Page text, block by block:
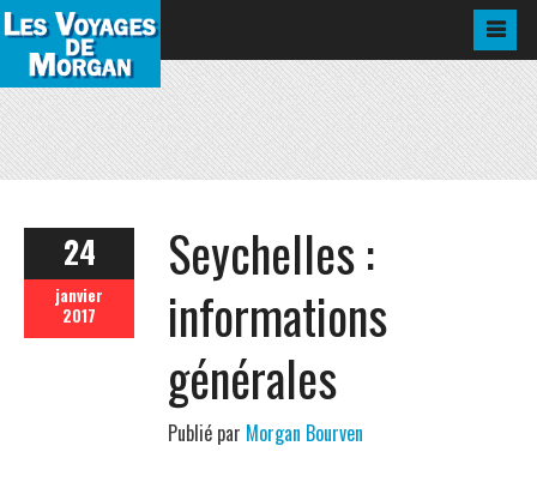
24
janvier
2017
Seychelles :
informations
générales
Publié par Morgan Bourven